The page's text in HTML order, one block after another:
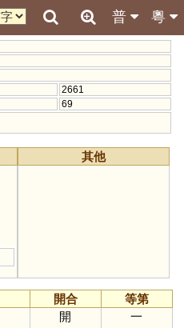
粵
普
2661
69
其他
開合
等第
開 一